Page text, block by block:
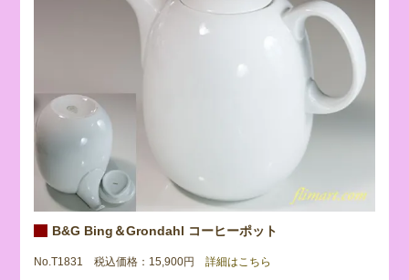
B&G Bing＆Grondahl コーヒーポット
No.T1831 税込価格：15,900円 詳細はこちら